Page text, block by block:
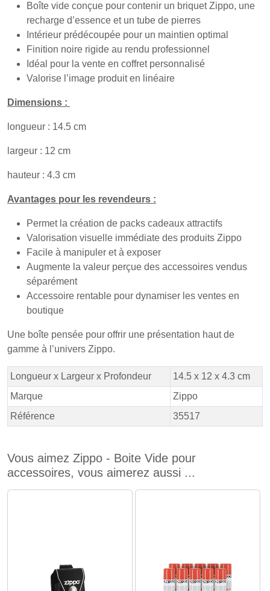
Boîte vide conçue pour contenir un briquet Zippo, une
recharge d’essence et un tube de pierres
Intérieur prédécoupée pour un maintien optimal
Finition noire rigide au rendu professionnel
Idéal pour la vente en coffret personnalisé
Valorise l’image produit en linéaire
Dimensions :
longueur : 14.5 cm
largeur : 12 cm
hauteur : 4.3 cm
Avantages pour les revendeurs :
Permet la création de packs cadeaux attractifs
Valorisation visuelle immédiate des produits Zippo
Facile à manipuler et à exposer
Augmente la valeur perçue des accessoires vendus
séparément
Accessoire rentable pour dynamiser les ventes en
boutique
Une boîte pensée pour offrir une présentation haut de
gamme à l’univers Zippo.
Longueur x Largeur x Profondeur
14.5 x 12 x 4.3 cm
Marque
Zippo
Référence
35517
Vous aimez Zippo - Boite Vide pour
accessoires, vous aimerez aussi ...